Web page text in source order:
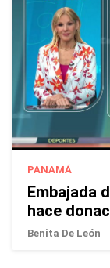
PANAMÁ
Embajada
hace
Benita De León